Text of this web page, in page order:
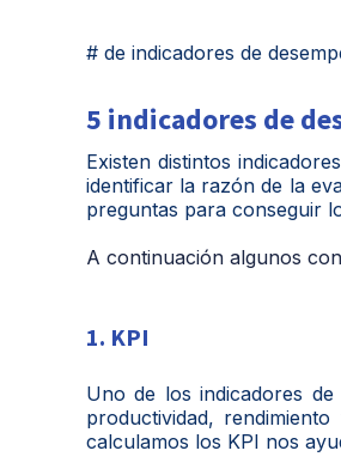
# de indicadores de
5 indicadores de
Existen distintos
identificar la razón de la
preguntas para conseguir
A continuación algunos
1. KPI
Uno de los indicadores
productividad,
calculamos los KPI nos